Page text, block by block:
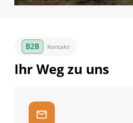
Kontakt
Ihr Weg zu uns
mail